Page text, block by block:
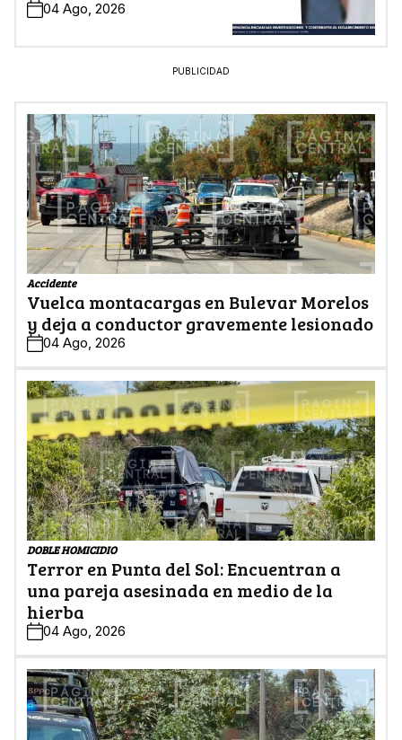
04 Ago, 2026
PUBLICIDAD
Accidente
Vuelca montacargas en Bulevar Morelos
y deja a conductor gravemente lesionado
04 Ago, 2026
DOBLE HOMICIDIO
Terror en Punta del Sol: Encuentran a
una pareja asesinada en medio de la
hierba
04 Ago, 2026